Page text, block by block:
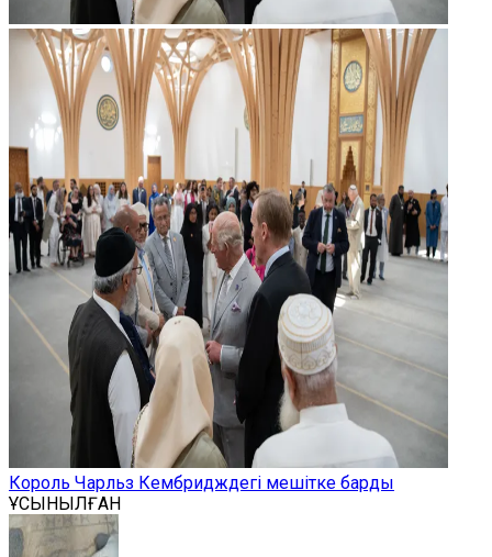
Король Чарльз Кембридждегі мешітке барды
ҰСЫНЫЛҒАН